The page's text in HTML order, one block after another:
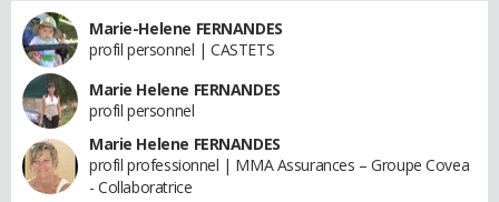
Marie-Helene FERNANDES
profil personnel | CASTETS
Marie Helene FERNANDES
profil personnel
Marie Helene FERNANDES
profil professionnel | MMA Assurances – Groupe Covea
- Collaboratrice